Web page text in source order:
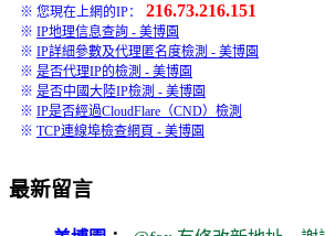
※ 您現在上網的IP： 216.73.216.151
※ IP地理信息查詢 - 美博園
※ IP詳細參數及代理匿名度檢測 - 美博園
※ 是否代理IP的檢測 - 美博園
※ 是否中國大陸IP檢測 - 美博園
※ IP是否經過CloudFlare（CND）檢測
※ TCP連線埠檢查網頁 - 美博園
最新留言